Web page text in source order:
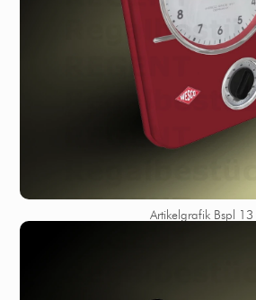
Artikelgrafik Bspl 13